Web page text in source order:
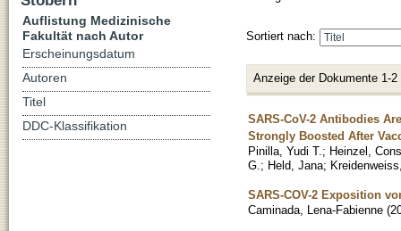
Sortiert nach:
Anzeige der Dokumente 1-2
SARS-CoV-2 Antibodies
Strongly Boosted After
Pinilla, Yudi T. ; Heinzel,
G. ; Held, Jana;
SARS-COV-2 Exposition
Caminada, Lena-Fabienne (
Auflistung Medizinische
Fakultät nach Autor
Erscheinungsdatum
Autoren
Titel
DDC-Klassifikation